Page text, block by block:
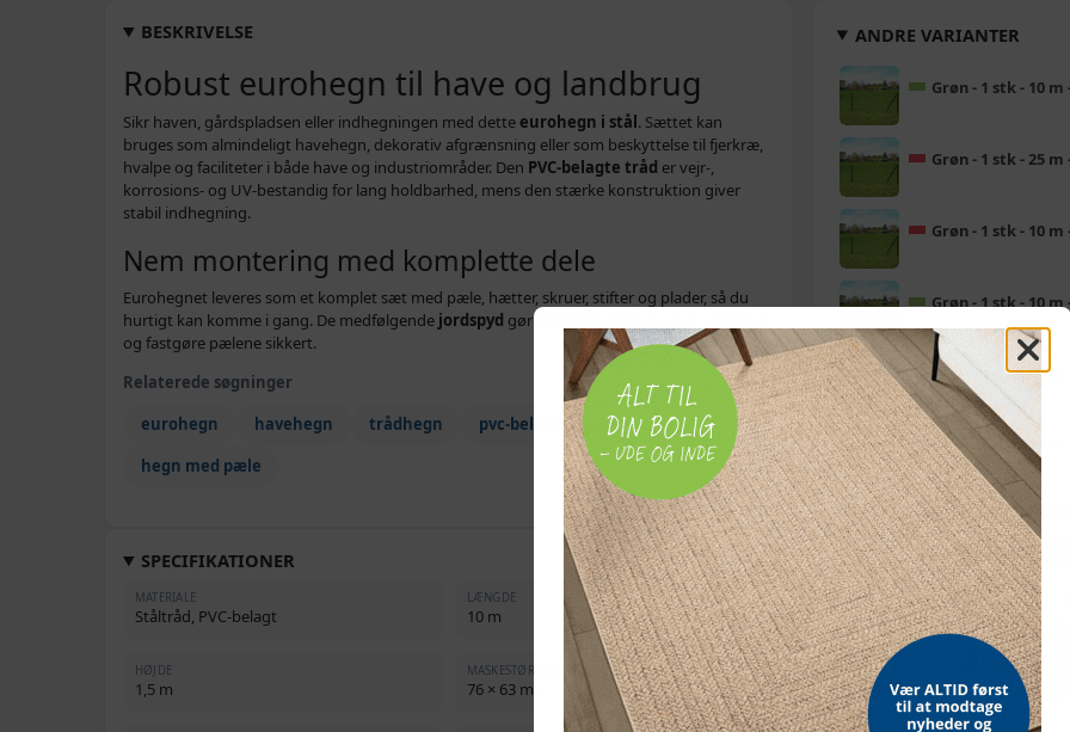
BESKRIVELSE
Robust eurohegn til have og landbrug
Sikr haven, gårdspladsen eller indhegningen med detteeurohegn i stål. Sættet kan
bruges som almindeligt havehegn, dekorativ afgrænsning eller som beskyttelse til fjerkræ,
hvalpe og faciliteter i både have og industriområder. Den PVC-belagte tråd er vejr-,
korrosions- og UV-bestandig for lang holdbarhed, mens den stærke konstruktion giver
stabil indhegning.
Nem montering med komplette dele
Eurohegnet leveres som et komplet sæt med pæle, hætter, skruer, stifter og plader, så du
hurtigt kan komme i gang. De medfølgende jordspyd gør det let at sætte hegnet i græsset
og fastgøre pælene sikkert.
Relaterede søgninger
eurohegn
havehegn trådhegn
pvc-belagt hegn
hegn med pæle
SPECIFIKATIONER
MATERIALE
Ståltråd, PVC-belagt
LÆNGDE
10 m
HØJDE
1,5 m
MASKESTØRRELSE
76 × 63 mm
ANDRE VARIANTER
Grøn - 1 stk - 10 m
Grøn - 1 stk - 25 m
Grøn - 1 stk - 10 m
Grøn - 1 stk - 10 m
Grøn - 1 stk - 25 m
Grøn - 1 stk - 25 m
Grøn - 1 stk - 25 m
OFTE KØBT SAMMEN
POPULÆR